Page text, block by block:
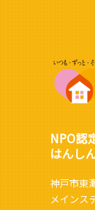
NPO認
はんし
神戸市東
メインス